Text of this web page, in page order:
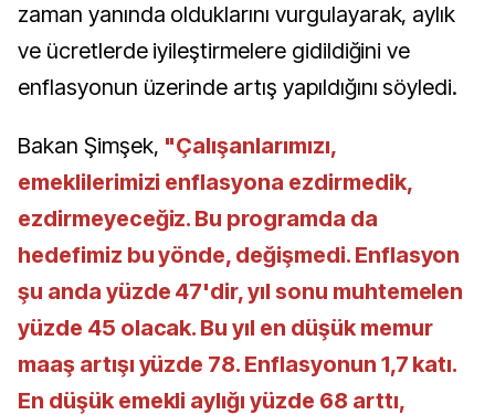
zaman yanında olduklarını vurgulayarak, aylık
ve ücretlerde iyileştirmelere gidildiğini ve
enflasyonun üzerinde artış yapıldığını söyledi.
Bakan Şimşek, "Çalışanlarımızı,
emeklilerimizi enflasyona ezdirmedik,
ezdirmeyeceğiz. Bu programda da
hedefimiz bu yönde, değişmedi. Enflasyon
şu anda yüzde 47'dir, yıl sonu muhtemelen
yüzde 45 olacak. Bu yıl en düşük memur
maaş artışı yüzde 78. Enflasyonun 1,7 katı.
En düşük emekli aylığı yüzde 68 arttı,